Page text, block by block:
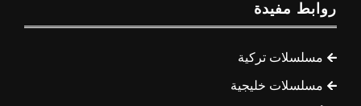
روابط مفيدة
مسلسلات تركية
مسلسلات خليجية